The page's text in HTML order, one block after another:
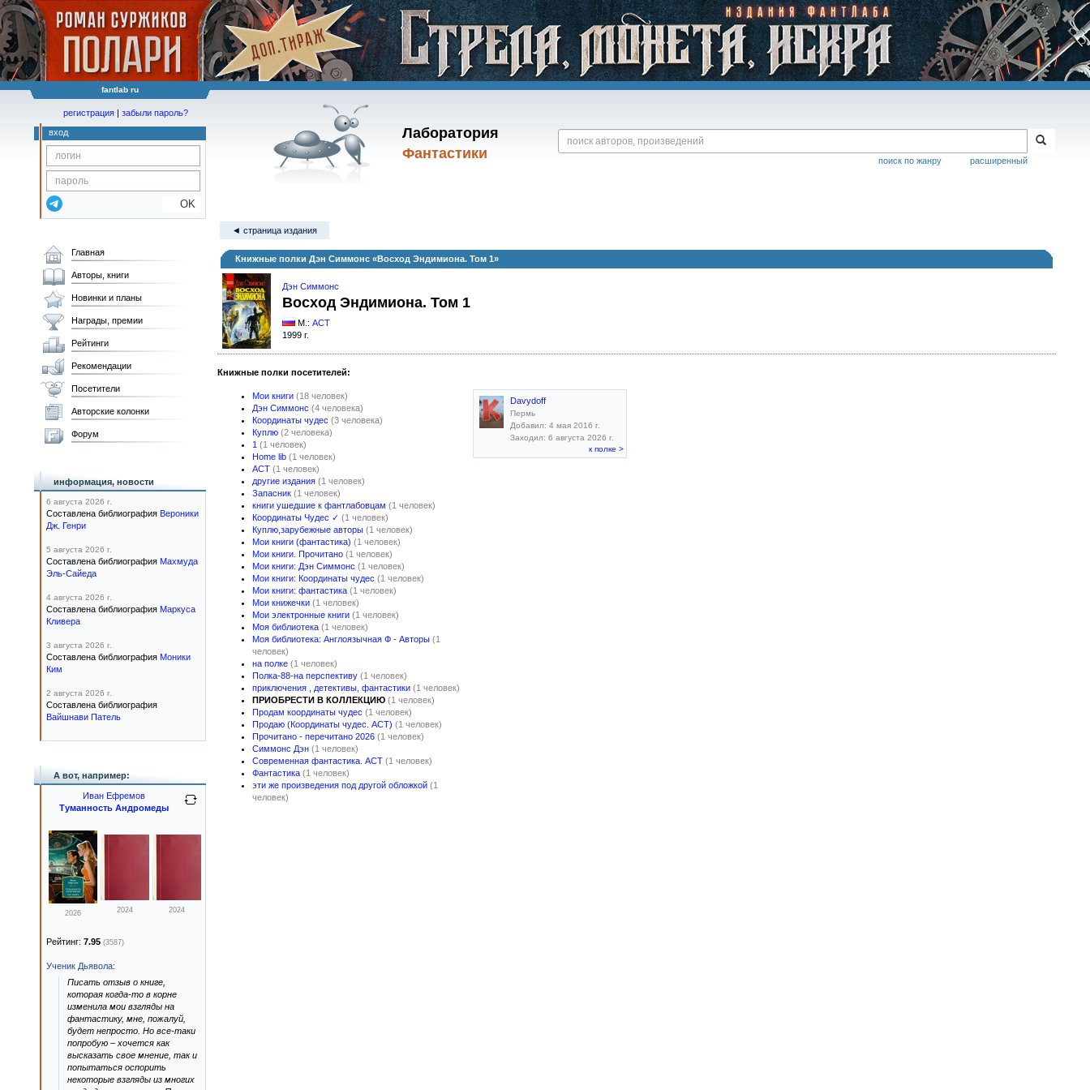
fantlab ru
Лаборатория
Фантастики
расширенный
поиск по жанру
регистрация | забыли пароль?
вход
OK
◄ страница издания
Книжные полки Дэн Симмонс «Восход Эндимиона. Том 1»
Дэн Симмонс
Восход Эндимиона. Том 1
М.: АСТ
1999 г.
Книжные полки посетителей:
Мои книги (18 человек)
Дэн Симмонс (4 человека)
Координаты чудес (3 человека)
Куплю (2 человека)
1 (1 человек)
Home lib (1 человек)
АСТ (1 человек)
другие издания (1 человек)
Запасник (1 человек)
книги ушедшие к фантлабовцам (1 человек)
Координаты Чудес ✓ (1 человек)
Куплю,зарубежные авторы (1 человек)
Мои книги (фантастика) (1 человек)
Мои книги. Прочитано (1 человек)
Мои книги: Дэн Симмонс (1 человек)
Мои книги: Координаты чудес (1 человек)
Мои книги: фантастика (1 человек)
Мои книжечки (1 человек)
Мои электронные книги (1 человек)
Моя библиотека (1 человек)
Моя библиотека: Англоязычная Ф - Авторы (1
человек)
на полке (1 человек)
Полка-88-на перспективу (1 человек)
приключения , детективы, фантастики (1 человек)
ПРИОБРЕСТИ В КОЛЛЕКЦИЮ (1 человек)
Продам координаты чудес (1 человек)
Продаю (Координаты чудес. АСТ) (1 человек)
Прочитано - перечитано 2026 (1 человек)
Симмонс Дэн (1 человек)
Современная фантастика. АСТ (1 человек)
Фантастика (1 человек)
эти же произведения под другой обложкой (1
человек)
Davydoff
Пермь
Добавил: 4 мая 2016 г.
Заходил: 6 августа 2026 г.
к полке >
Главная
Авторы, книги
Новинки и планы
Награды, премии
Рейтинги
Рекомендации
Посетители
Авторские колонки
Форум
информация, новости
6 августа 2026 г.
Составлена библиография Вероники
Дж. Генри
5 августа 2026 г.
Составлена библиография Махмуда
Эль-Сайеда
4 августа 2026 г.
Составлена библиография Маркуса
Кливера
3 августа 2026 г.
Составлена библиография Моники
Ким
2 августа 2026 г.
Составлена библиография
Вайшнави Патель
А вот, например:
Иван Ефремов
Туманность Андромеды
2026 2024 2024
Рейтинг: 7.95 (3587)
Ученик Дьявола:
Писать отзыв о книге,
которая когда-то в корне
изменила мои взгляды на
фантастику, мне, пожалуй,
будет непросто. Но все-таки
попробую – хочется как
высказать свое мнение, так и
попытаться оспорить
некоторые взгляды из многих